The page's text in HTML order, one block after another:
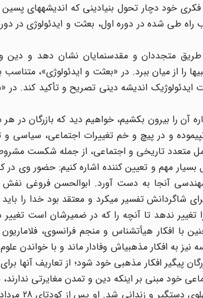
فکری خود دچار تحول بنیادینی که اندیشههای
طی شده در دوره اول، بعثت و ایدئولوژی در
متجددان و مقدسنمایان نشان دهد و دین و
را از میان ببرد. در «بعثت و ایدئولوژی»،
اندیشه دینی تصریح و تأکید کند. در
را بیرون بکشیم، خواهیم دید که بازرگان در هر
و در پیچ و خم تغییرات اجتماعی، سیاسی و
متعدد تاریخی و اجتماعی، از جمله شکست
بسیار مهم و تعیین کننده اشاره کنیم: حضور وی در
آنجا به دست آورد. ابوالحسن فروغی نفش
شاگردانش تفسیر میکرد و معتقد بود خدا را
با افکار هیأتشناس و منجم فرانسوی،
نیز به افکار مذهبیاش وفادار ماند و با خواندن
پیگیر افکار مذهبی خود شود؛ از تعاریف آنها
خود مبنی بر اینکه دین و تمدن مغایرتی ندارند،
بازرگان در طول